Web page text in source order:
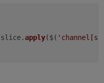
slice.apply($(